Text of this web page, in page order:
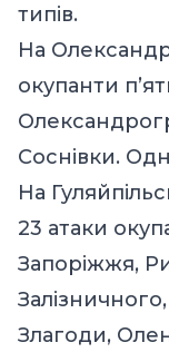
типів.
На
окупанти
Соснівки.
На
23 атаки
Запоріжжя,
Злагоди,